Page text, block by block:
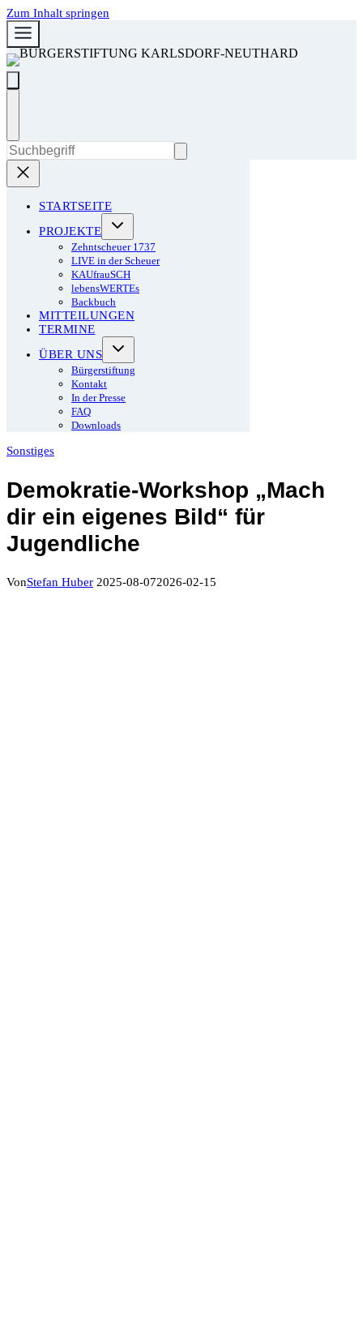
Zum Inhalt springen
STARTSEITE
PROJEKTE
Zehntscheuer 1737
LIVE in der Scheuer
KAUfrauSCH
lebensWERTEs
Backbuch
MITTEILUNGEN
TERMINE
ÜBER UNS
Bürgerstiftung
Kontakt
In der Presse
FAQ
Downloads
Sonstiges
Demokratie-Workshop „Mach
dir ein eigenes Bild“ für
Jugendliche
VonStefan Huber 2025-08-072026-02-15